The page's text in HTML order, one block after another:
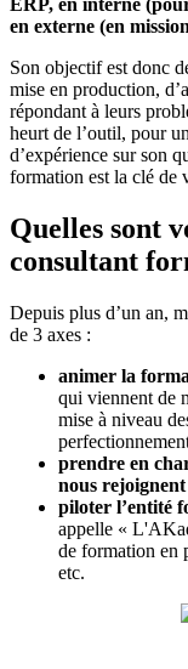
ERP, en interne
en externe (en
Son objectif est donc
mise en production,
répondant à leurs
heurt de l’outil, pour
d’expérience sur son
formation est la clé de
Quelles sont
consultant
Depuis plus d’un an,
de 3 axes :
animer la
qui viennent de
mise à niveau
prendre en
nous rejoignent
piloter l’entité
appelle «
de formation en
etc.